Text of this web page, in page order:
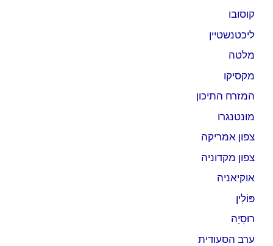
קוסובו
ליכטנשטיין
מלטה
מקסיקו
המזרח התיכון
מונטנגרו
צפון אמריקה
צפון מקדוניה
אוקיאניה
פּוֹלִין
רוּסִיָה
ערב הסעודית